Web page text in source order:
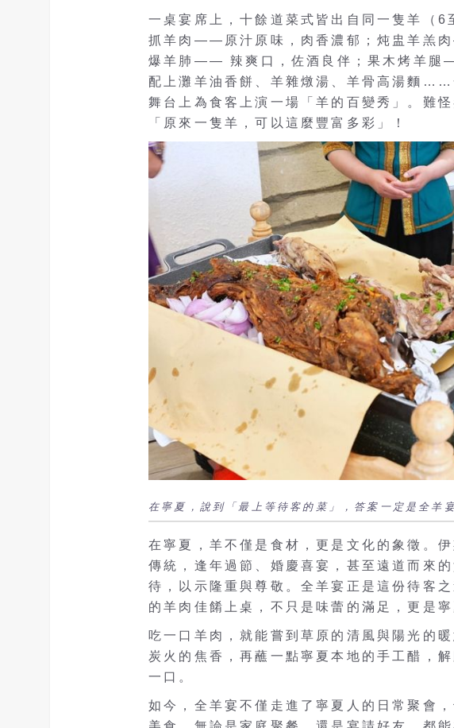
一桌宴席上，十餘道菜式皆出自同一隻羊（
抓羊肉——原汁原味，肉香濃郁；炖盅羊羔
爆羊肺—— 辣爽口，佐酒良伴；果木烤羊腿
配上灘羊油香餅、羊雜燉湯、羊骨高湯麵……
舞台上為食客上演一場「羊的百變秀」。難
「原來一隻羊，可以這麼豐富多彩」！
在寧夏，說到「最上等待客的菜」，答案一定是全羊
在寧夏，羊不僅是食材，更是文化的象徵。
傳統，逢年過節、婚慶喜宴，甚至遠道而來
待，以示隆重與尊敬。全羊宴正是這份待客
的羊肉佳餚上桌，不只是味蕾的滿足，更是
吃一口羊肉，就能嘗到草原的清風與陽光的
炭火的焦香，再蘸一點寧夏本地的手工醋，
一口。
如今，全羊宴不僅走進了寧夏人的日常聚會